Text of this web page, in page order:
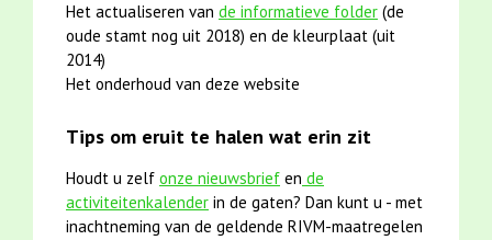
Het actualiseren van de informatieve folder (de
oude stamt nog uit 2018) en de kleurplaat (uit
2014)
Het onderhoud van deze website
Tips om eruit te halen wat erin zit
Houdt u zelf onze nieuwsbrief en de
activiteitenkalender in de gaten? Dan kunt u - met
inachtneming van de geldende RIVM-maatregelen